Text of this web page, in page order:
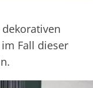
Fall dieser